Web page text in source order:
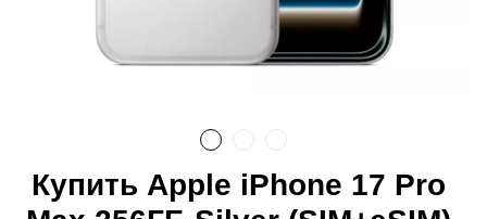
Купить Apple iPhone 17 Pro